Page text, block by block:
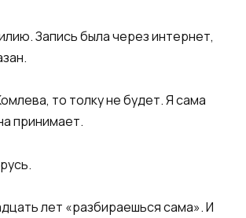
Запись была через интернет,
то толку не будет. Я сама
принимает.
лет «разбираешься сама». И